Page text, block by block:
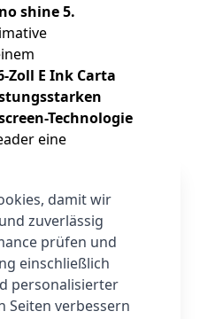
shine 5.
Zoll E Ink Carta
Technologie
eine
112
Gewicht von
shine
und ist ideal für
damit wir
zuverlässig
prüfen und
einschließlich
personalisierter
Seiten verbessern